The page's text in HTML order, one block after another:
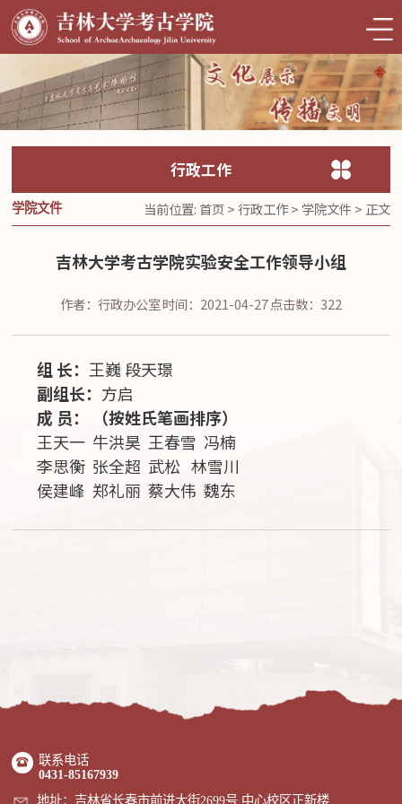
行政工作
学院文件 当前位置: 首页>行政工作> 学院文件 > 正文
吉林大学考古学院实验安全工作领导小组
作者：行政办公室时间：2021-04-27点击数： 322
组 长：王巍 段天璟
副组长： 方启
成 员： （按姓氏笔画排序）
王天一 牛洪昊 王春雪 冯楠
李思衡 张全超 武松 林雪川
侯建峰 郑礼丽 蔡大伟 魏东
联系电话
0431-85167939
地址：吉林省长春市前进大街2699号 中心校区正新楼